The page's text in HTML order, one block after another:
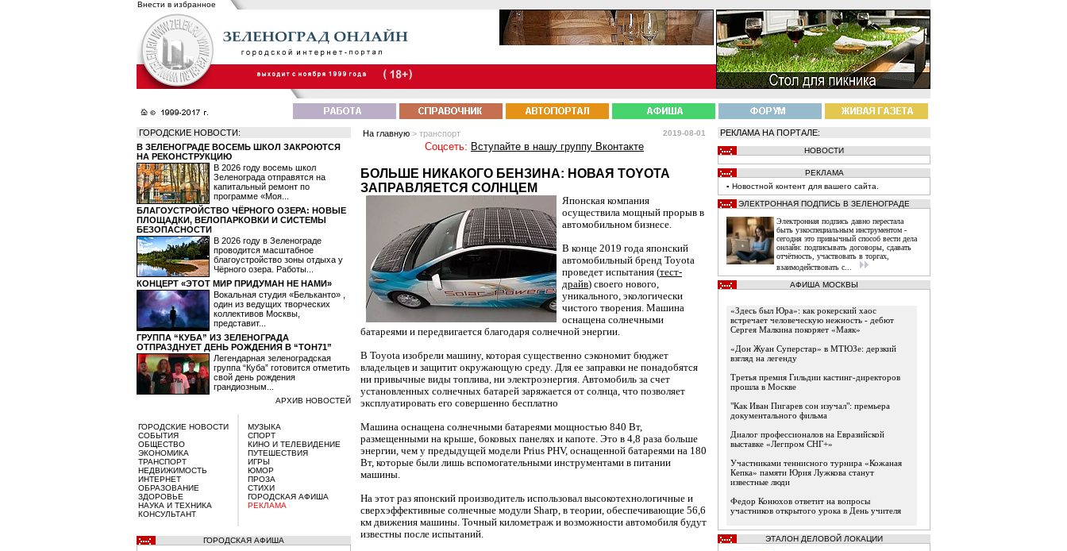
Внести в избранное
ГОРОДСКИЕ НОВОСТИ:
В ЗЕЛЕНОГРАДЕ ВОСЕМЬ ШКОЛ ЗАКРОЮТСЯ
НА РЕКОНСТРУКЦИЮ
В 2026 году восемь школ
Зеленограда отправятся на
капитальный ремонт по
программе «Моя...
БЛАГОУСТРОЙСТВО ЧЁРНОГО ОЗЕРА: НОВЫЕ
ПЛОЩАДКИ, ВЕЛОПАРКОВКИ И СИСТЕМЫ
БЕЗОПАСНОСТИ
В 2026 году в Зеленограде
проводится масштабное
благоустройство зоны отдыха у
Чёрного озера. Работы...
КОНЦЕРТ «ЭТОТ МИР ПРИДУМАН НЕ НАМИ»
Вокальная студия «Бельканто» ,
один из ведущих творческих
коллективов Москвы,
представит...
ГРУППА “КУБА” ИЗ ЗЕЛЕНОГРАДА
ОТПРАЗДНУЕТ ДЕНЬ РОЖДЕНИЯ В “ТОН71”
Легендарная зеленоградская
группа “Куба” готовится отметить
свой день рождения
грандиозным...
АРХИВ НОВОСТЕЙ
ГОРОДСКИЕ НОВОСТИ
СОБЫТИЯ
ОБЩЕСТВО
ЭКОНОМИКА
ТРАНСПОРТ
НЕДВИЖИМОСТЬ
ИНТЕРНЕТ
ОБРАЗОВАНИЕ
ЗДОРОВЬЕ
НАУКА И ТЕХНИКА
КОНСУЛЬТАНТ
МУЗЫКА
СПОРТ
КИНО И ТЕЛЕВИДЕНИЕ
ПУТЕШЕСТВИЯ
ИГРЫ
ЮМОР
ПРОЗА
СТИХИ
ГОРОДСКАЯ АФИША
РЕКЛАМА
ГОРОДСКАЯ АФИША
На главную > транспорт 2019-08-01
Соцсеть: Вступайте в нашу группу Вконтакте
БОЛЬШЕ НИКАКОГО БЕНЗИНА: НОВАЯ TOYOTA
ЗАПРАВЛЯЕТСЯ СОЛНЦЕМ
Японская компания
осуществила мощный прорыв в
автомобильном бизнесе.
В конце 2019 года японский
автомобильный бренд Toyota
проведет испытания (тест-
драйв) своего нового,
уникального, экологически
чистого творения. Машина
оснащена солнечными
батареями и передвигается благодаря солнечной энергии.
В Toyota изобрели машину, которая существенно сэкономит бюджет
владельцев и защитит окружающую среду. Для ее заправки не понадобятся
ни привычные виды топлива, ни электроэнергия. Автомобиль за счет
установленных солнечных батарей заряжается от солнца, что позволяет
эксплуатировать его совершенно бесплатно
Машина оснащена солнечными батареями мощностью 840 Вт,
размещенными на крыше, боковых панелях и капоте. Это в 4,8 раза больше
энергии, чем у предыдущей модели Prius PHV, оснащенной батареями на 180
Вт, которые были лишь вспомогательными инструментами в питании
машины.
На этот раз японский производитель использовал высокотехнологичные и
сверхэффективные солнечные модули Sharp, в теории, обеспечивающие 56,6
км движения машины. Точный километраж и возможности автомобиля будут
известны после испытаний.
РЕКЛАМА НА ПОРТАЛЕ:
НОВОСТИ
РЕКЛАМА
▪ Новостной контент для вашего сайта.
ЭЛЕКТРОННАЯ ПОДПИСЬ В ЗЕЛЕНОГРАДЕ
Электронная подпись давно перестала
быть узкоспециальным инструментом -
сегодня это привычный способ вести дела
онлайн: подписывать договоры, сдавать
отчётность, участвовать в торгах,
взаимодействовать с...
АФИША МОСКВЫ
«Здесь был Юра»: как рокерский хаос
встречает человеческую нежность - дебют
Сергея Малкина покоряет «Маяк»
«Дон Жуан Суперстар» в МТЮЗе: дерзкий
взгляд на легенду
Третья премия Гильдии кастинг-директоров
прошла в Москве
"Как Иван Пигарев сон изучал": премьера
документального фильма
Диалог профессионалов на Евразийской
выставке «Легпром СНГ+»
Участниками теннисного турнира «Кожаная
Кепка» памяти Юрия Лужкова станут
известные люди
Федор Конюхов ответит на вопросы
участников открытого урока в День учителя
ЭТАЛОН ДЕЛОВОЙ ЛОКАЦИИ